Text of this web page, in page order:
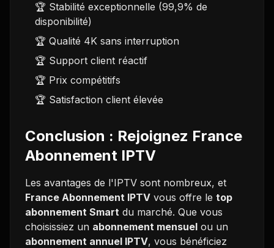
🏆 Stabilité exceptionnelle (99,9% de
disponibilité)
🏆 Qualité 4K sans interruption
🏆 Support client réactif
🏆 Prix compétitifs
🏆 Satisfaction client élevée
Conclusion : Rejoignez France
Abonnement IPTV
Les avantages de l'IPTV sont nombreux, et
France Abonnement IPTV vous offre le top
abonnement Smart du marché. Que vous
choisissiez un abonnement mensuel ou un
abonnement annuel IPTV, vous bénéficiez